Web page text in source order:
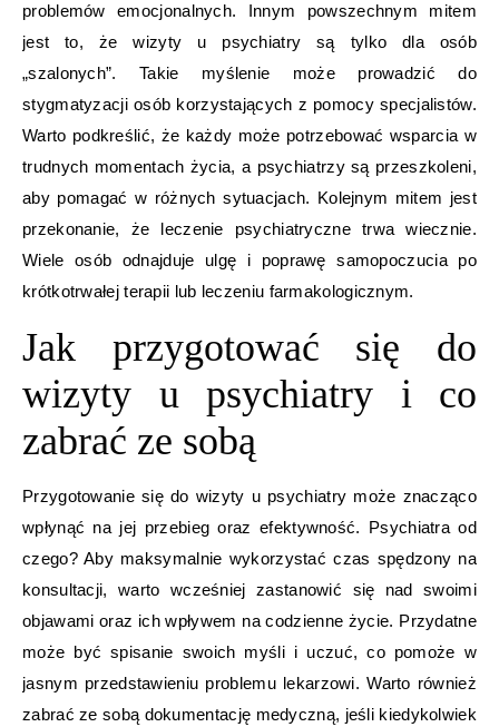
problemów emocjonalnych. Innym powszechnym mitem
jest to, że wizyty u psychiatry są tylko dla osób
„szalonych”. Takie myślenie może prowadzić do
stygmatyzacji osób korzystających z pomocy specjalistów.
Warto podkreślić, że każdy może potrzebować wsparcia w
trudnych momentach życia, a psychiatrzy są przeszkoleni,
aby pomagać w różnych sytuacjach. Kolejnym mitem jest
przekonanie, że leczenie psychiatryczne trwa wiecznie.
Wiele osób odnajduje ulgę i poprawę samopoczucia po
krótkotrwałej terapii lub leczeniu farmakologicznym.
Jak przygotować się do
wizyty u psychiatry i co
zabrać ze sobą
Przygotowanie się do wizyty u psychiatry może znacząco
wpłynąć na jej przebieg oraz efektywność. Psychiatra od
czego? Aby maksymalnie wykorzystać czas spędzony na
konsultacji, warto wcześniej zastanowić się nad swoimi
objawami oraz ich wpływem na codzienne życie. Przydatne
może być spisanie swoich myśli i uczuć, co pomoże w
jasnym przedstawieniu problemu lekarzowi. Warto również
zabrać ze sobą dokumentację medyczną, jeśli kiedykolwiek